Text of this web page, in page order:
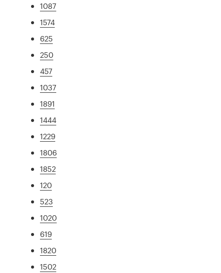
1087
1574
625
250
457
1037
1891
1444
1229
1806
1852
120
523
1020
619
1820
1502